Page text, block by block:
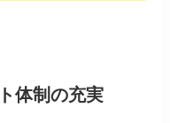
体制の充実